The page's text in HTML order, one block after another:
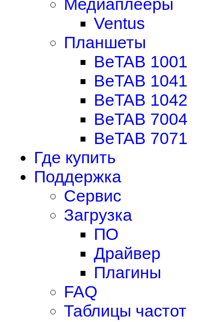
Медиаплееры
Ventus
Планшеты
BeTAB 1001
BeTAB 1041
BeTAB 1042
BeTAB 7004
BeTAB 7071
Где купить
Поддержка
Сервис
Загрузка
ПО
Драйвер
Плагины
FAQ
Таблицы частот